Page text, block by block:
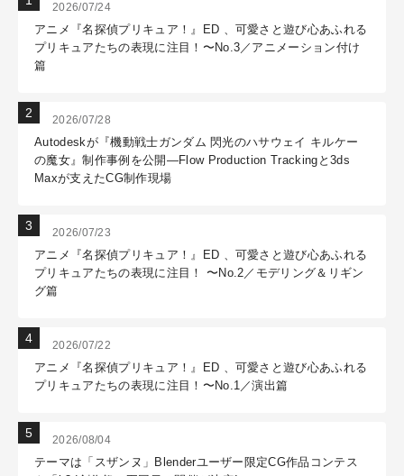
2026/07/24
アニメ『名探偵プリキュア！』ED 、可愛さと遊び心あふれる
プリキュアたちの表現に注目！〜No.3／アニメーション付け
篇
2026/07/28
Autodeskが『機動戦士ガンダム 閃光のハサウェイ キルケー
の魔女』制作事例を公開―Flow Production Trackingと3ds
Maxが支えたCG制作現場
2026/07/23
アニメ『名探偵プリキュア！』ED 、可愛さと遊び心あふれる
プリキュアたちの表現に注目！ 〜No.2／モデリング＆リギン
グ篇
2026/07/22
アニメ『名探偵プリキュア！』ED 、可愛さと遊び心あふれる
プリキュアたちの表現に注目！〜No.1／演出篇
2026/08/04
テーマは「スザンヌ」Blenderユーザー限定CG作品コンテス